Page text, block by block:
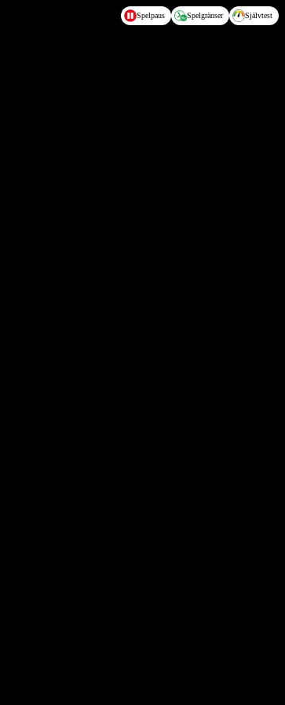
Spelpaus Spelgränser Självtest